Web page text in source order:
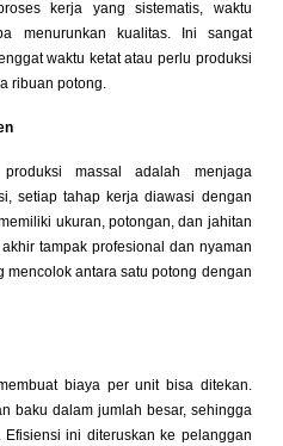
kerja yang sistematis, waktu
menurunkan kualitas. Ini sangat
waktu ketat atau perlu produksi
ribuan potong.
massal adalah menjaga
setiap tahap kerja diawasi dengan
ukuran, potongan, dan jahitan
tampak profesional dan nyaman
antara satu potong dengan
biaya per unit bisa ditekan.
baku dalam jumlah besar, sehingga
ini diteruskan ke pelanggan